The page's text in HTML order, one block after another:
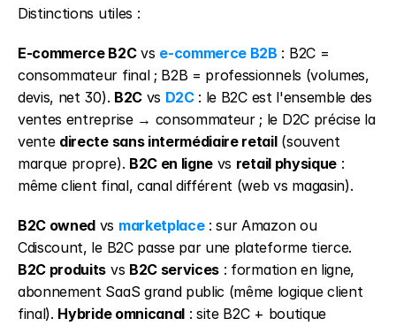
Distinctions utiles :
E-commerce B2C vs e-commerce B2B : B2C =
consommateur final ; B2B = professionnels (volumes,
devis, net 30). B2C vs D2C : le B2C est l'ensemble des
ventes entreprise → consommateur ; le D2C précise la
vente directe sans intermédiaire retail (souvent
marque propre). B2C en ligne vs retail physique :
même client final, canal différent (web vs magasin).
B2C owned vs marketplace : sur Amazon ou
B2C produits vs B2C services : formation en ligne,
abonnement SaaS grand public (même logique client
final). Hybride omnicanal : site B2C + boutique